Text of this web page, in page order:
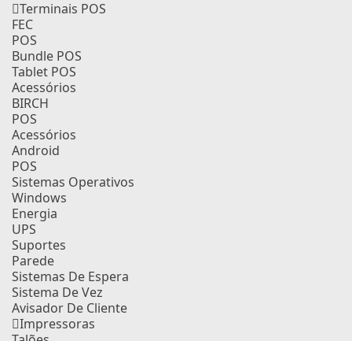
Terminais POS
FEC
POS
Bundle POS
Tablet POS
Acessórios
BIRCH
POS
Acessórios
Android
POS
Sistemas Operativos
Windows
Energia
UPS
Suportes
Parede
Sistemas De Espera
Sistema De Vez
Avisador De Cliente
Impressoras